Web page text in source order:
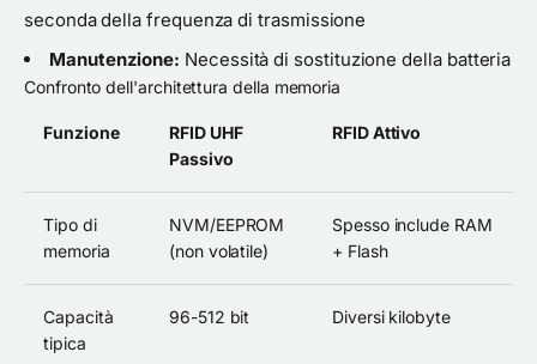
seconda della frequenza di trasmissione
Manutenzione: Necessità di sostituzione della batteria
Confronto dell'architettura della memoria
Funzione
RFID UHF
Passivo
RFID Attivo
Tipo di
memoria
NVM/EEPROM
(non volatile)
Spesso include RAM
+ Flash
Capacità
tipica
96-512 bit Diversi kilobyte